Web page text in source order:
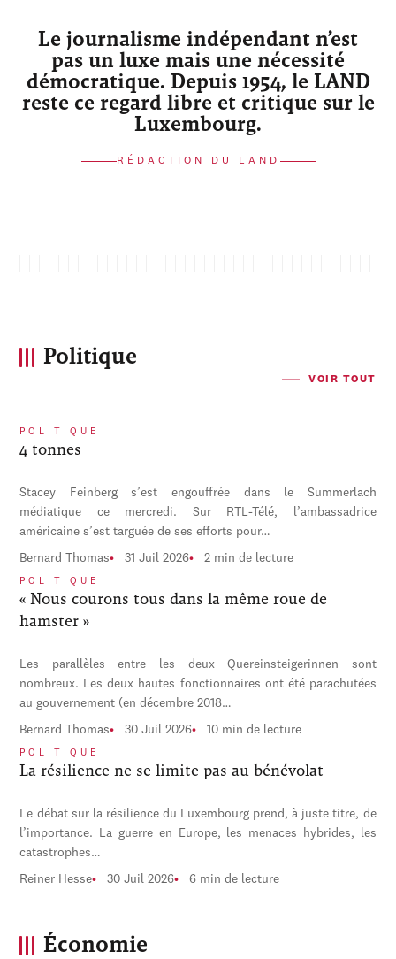
Le journalisme indépendant n’est
pas un luxe mais une nécessité
démocratique. Depuis 1954, le LAND
reste ce regard libre et critique sur le
Luxembourg.
RÉDACTION DU LAND
Politique
VOIR TOUT
POLITIQUE
4 tonnes
Stacey Feinberg s’est engouffrée dans le Summerlach
médiatique ce mercredi. Sur RTL-Télé, l’ambassadrice
américaine s’est targuée de ses efforts pour…
Bernard Thomas 31 Juil 2026 2 min de lecture
POLITIQUE
« Nous courons tous dans la même roue de
hamster »
Les parallèles entre les deux Quereinsteigerinnen sont
nombreux. Les deux hautes fonctionnaires ont été parachutées
au gouvernement (en décembre 2018…
Bernard Thomas 30 Juil 2026 10 min de lecture
POLITIQUE
La résilience ne se limite pas au bénévolat
Le débat sur la résilience du Luxembourg prend, à juste titre, de
l’importance. La guerre en Europe, les menaces hybrides, les
catastrophes…
Reiner Hesse 30 Juil 2026 6 min de lecture
Économie